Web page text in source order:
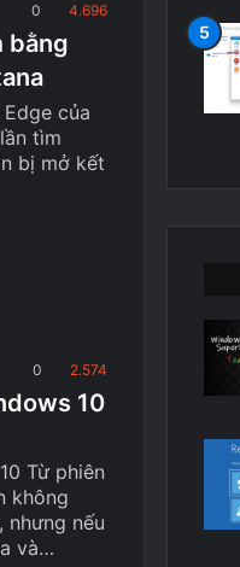
0 4.696
bằng
của
tìm
bị mở kết
0 2.574
10
Từ phiên
không
nếu
và…